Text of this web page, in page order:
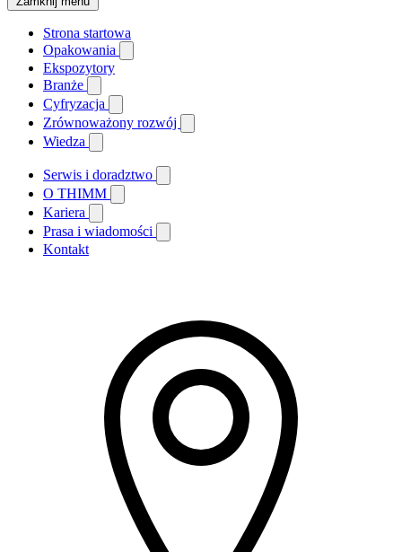
Strona startowa
Opakowania
Ekspozytory
Branże
Cyfryzacja
Zrównoważony rozwój
Wiedza
Serwis i doradztwo
O THIMM
Kariera
Prasa i wiadomości
Kontakt